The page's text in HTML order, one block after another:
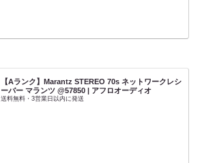
【Aランク】Marantz STEREO 70s ネットワークレシ
ーバー マランツ @57850 | アフロオーディオ
送料無料・3営業日以内に発送